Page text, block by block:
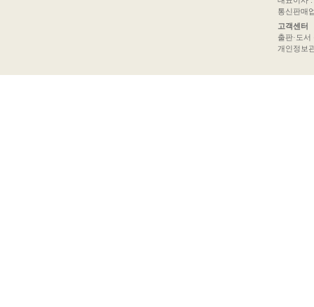
통신판매
고객센터
출판·도
개인정보